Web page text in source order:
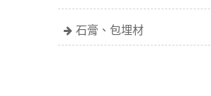
石膏、包埋材